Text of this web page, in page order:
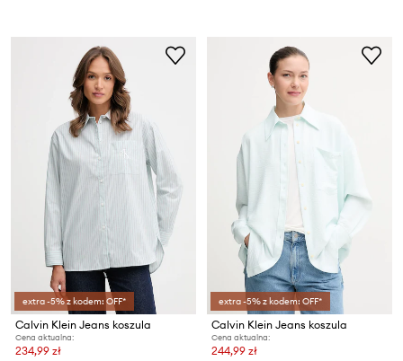
extra -5% z kodem: OFF*
Calvin Klein Jeans koszula
Cena aktualna:
234,99 zł
extra -5% z kodem: OFF*
Calvin Klein Jeans koszula
Cena aktualna:
244,99 zł